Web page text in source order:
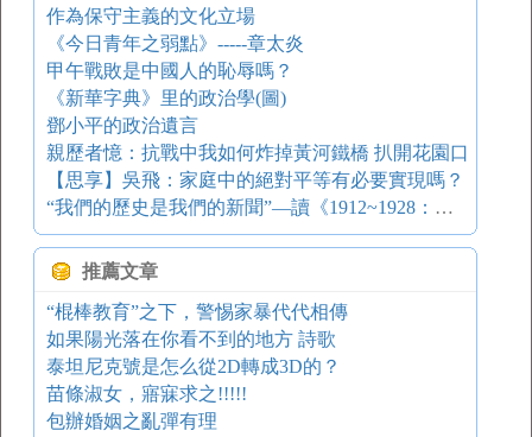
作為保守主義的文化立場
《今日青年之弱點》-----章太炎
甲午戰敗是中國人的恥辱嗎？
《新華字典》里的政治學(圖)
鄧小平的政治遺言
親歷者憶：抗戰中我如何炸掉黃河鐵橋 扒開花園口
【思享】吳飛：家庭中的絕對平等有必要實現嗎？
“我們的歷史是我們的新聞”—讀《1912~1928：文武北洋》
推薦文章
“棍棒教育”之下，警惕家暴代代相傳
如果陽光落在你看不到的地方 詩歌
泰坦尼克號是怎么從2D轉成3D的？
苗條淑女，寤寐求之!!!!!
包辦婚姻之亂彈有理